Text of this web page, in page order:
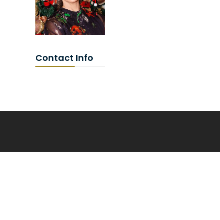
Contact Info